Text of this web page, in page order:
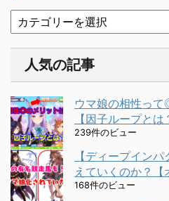
人気の記事
ウマ娘の相性っ
【因子ループとは
239件のビュー
【ディープイン
えていくのか？【
168件のビュー